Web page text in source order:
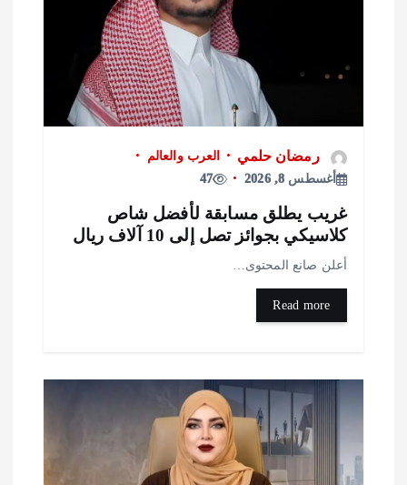
رمضان حلمي
العرب والعالم
أغسطس 8, 2026
47
يطلق مسابقة لأفضل شاص
بجوائز تصل إلى 10 آلاف ريال
صانع المحتوى…